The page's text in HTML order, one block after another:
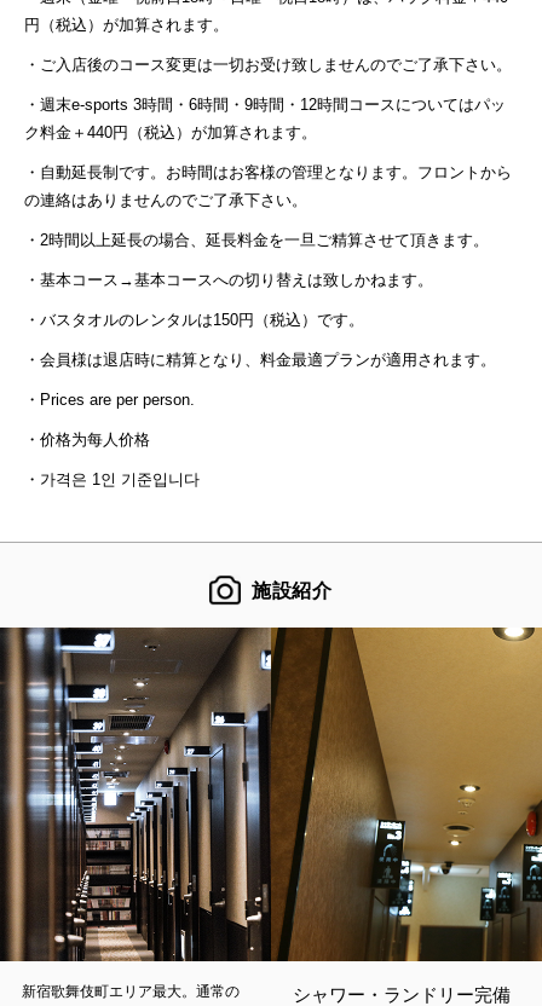
円（税込）が加算されます。
・ご入店後のコース変更は一切お受け致しませんのでご了承下さい。
・週末e-sports 3時間・6時間・9時間・12時間コースについてはパッ
ク料金＋440円（税込）が加算されます。
・自動延長制です。お時間はお客様の管理となります。フロントから
の連絡はありませんのでご了承下さい。
・2時間以上延長の場合、延長料金を一旦ご精算させて頂きます。
・基本コース→基本コースへの切り替えは致しかねます。
・バスタオルのレンタルは150円（税込）です。
・会員様は退店時に精算となり、料金最適プランが適用されます。
・Prices are per person.
・价格为每人价格
・가격은 1인 기준입니다
施設紹介
新宿歌舞伎町エリア最大。通常の
シャワー・ランドリー完備